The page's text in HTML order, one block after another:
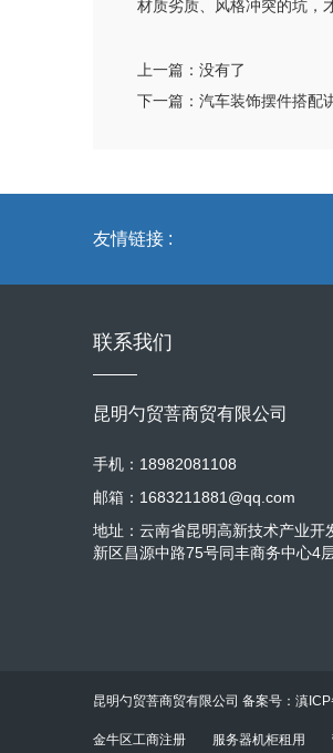
材质劣质、风格冲突的坑，
上一篇： 没有了
下一篇： 汽车装饰摆件搭配
友情链接 :
联系我们
昆明勺贸菩商贸有限公司
手机：18982081108
邮箱：1683211881@qq.com
地址：云南省昆明高新技术产业开
新区昌源中路75号同丰商务中心4
昆明勺贸菩商贸有限公司 备案号： 滇
金牛区工商注册 服务器机柜租用